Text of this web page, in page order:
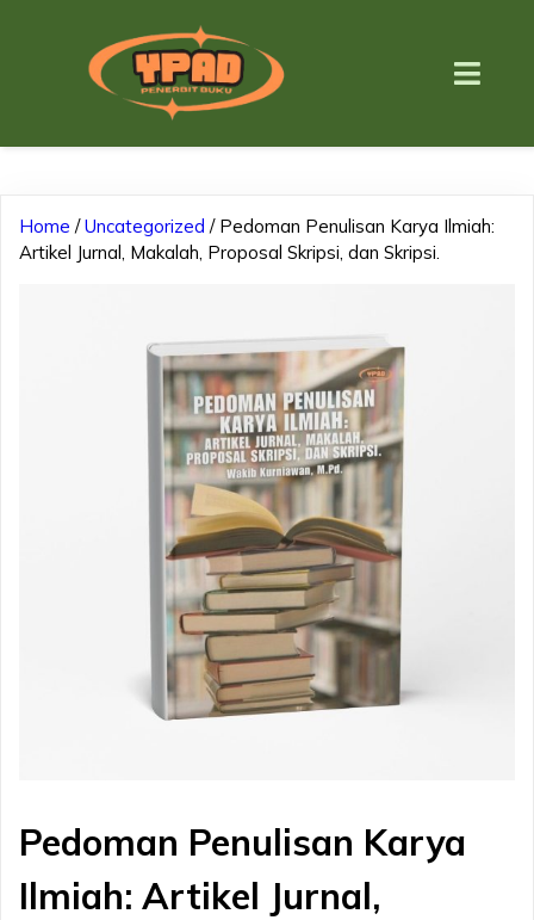
Home /Uncategorized / Pedoman Penulisan Karya Ilmiah:
Artikel Jurnal, Makalah, Proposal Skripsi, dan Skripsi.
Pedoman Penulisan Karya
Ilmiah: Artikel Jurnal,